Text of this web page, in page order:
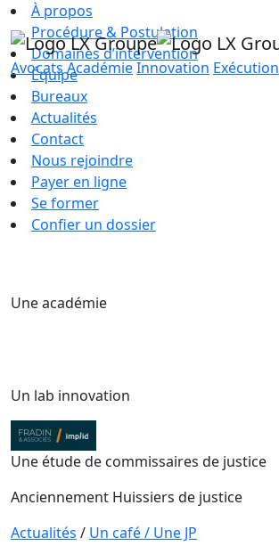
AvocatsAcadémieInnovation Exécution
À propos
Procédure & Postulation
Domaines d’intervention
Équipe
Bureaux
Actualités
Contact
Nous rejoindre
Payer en ligne
Se former
Confier un dossier
Une académie
Un lab innovation
Une étude de commissaires de justice
Anciennement Huissiers de justice
Actualités / Un café / Une JP